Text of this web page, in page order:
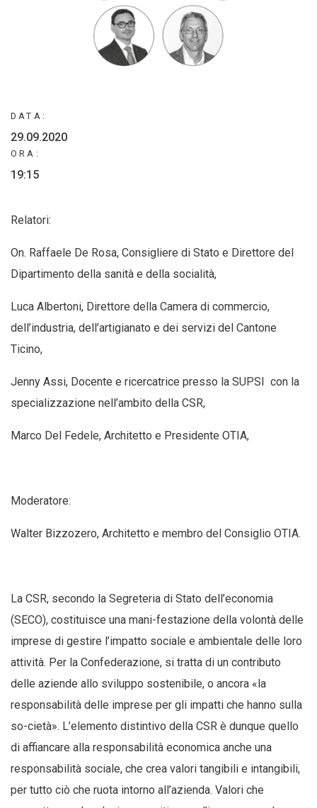
DATA:
29.09.2020
ORA:
19:15
Relatori:
On. Raffaele De Rosa, Consigliere di Stato e Direttore del
Dipartimento della sanità e della socialità,
Luca Albertoni, Direttore della Camera di commercio,
dell’industria, dell’artigianato e dei servizi del Cantone
Ticino,
Jenny Assi, Docente e ricercatrice presso la SUPSI con la
specializzazione nell’ambito della CSR,
Marco Del Fedele, Architetto e Presidente OTIA,
Moderatore:
Walter Bizzozero, Architetto e membro del Consiglio OTIA.
La CSR, secondo la Segreteria di Stato dell’economia
(SECO), costituisce una mani-festazione della volontà delle
imprese di gestire l’impatto sociale e ambientale delle loro
attività. Per la Confederazione, si tratta di un contributo
delle aziende allo sviluppo sostenibile, o ancora «la
responsabilità delle imprese per gli impatti che hanno sulla
so-cietà». L’elemento distintivo della CSR è dunque quello
di affiancare alla responsabilità economica anche una
responsabilità sociale, che crea valori tangibili e intangibili,
per tutto ciò che ruota intorno all’azienda. Valori che